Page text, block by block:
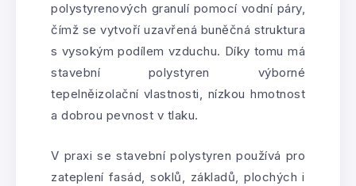
polystyrenových granulí pomocí vodní páry,
čímž se vytvoří uzavřená buněčná struktura
s vysokým podílem vzduchu. Díky tomu má
stavební polystyren výborné
tepelněizolační vlastnosti, nízkou hmotnost
a dobrou pevnost v tlaku.
V praxi se stavební polystyren používá pro
zateplení fasád, soklů, základů, plochých i